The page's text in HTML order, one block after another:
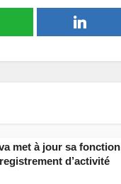
met à jour sa fonction
d’activité